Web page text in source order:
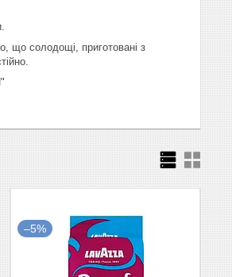
що солодощі, приготовані з
–5%